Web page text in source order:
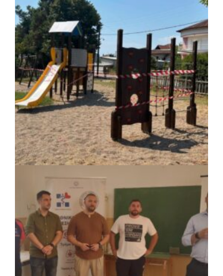
HYMETTUS WATER GRID: «Έξυπνο»
δίκτυο προστασίας των υδατοδεξαμενών
στον Υμηττό
Δήμος Πέλλας: Σε προσωρινή αναστολή
λειτουργίας όλες οι παιδικές χαρές